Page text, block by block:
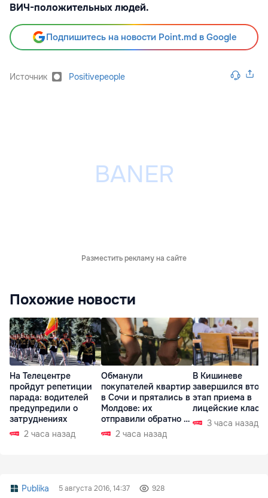
ВИЧ-положительных людей.
Подпишитесь на новости Point.md в Google
Источник Positivepeople
Разместить рекламу на сайте
Похожие новости
На Телецентре
пройдут репетиции
парада: водителей
предупредили о
затруднениях
2 часа назад
Обманули
покупателей квартир
в Сочи и прятались в
Молдове: их
отправили обратно в
РФ 2 часа назад
В Кишиневе
завершился
этап приема в
лицейские
3 часа назад
Publika 5 августа 2016, 14:37 928